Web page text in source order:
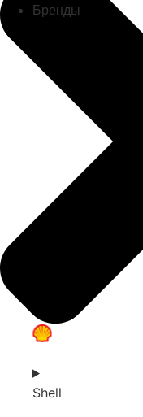
Бренды
Shell